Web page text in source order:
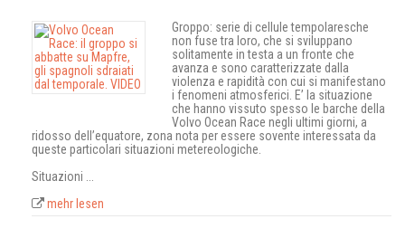
Groppo: serie di cellule tempolaresche
non fuse tra loro, che si sviluppano
solitamente in testa a un fronte che
avanza e sono caratterizzate dalla
violenza e rapidità con cui si manifestano
i fenomeni atmosferici. E’ la situazione
che hanno vissuto spesso le barche della
Volvo Ocean Race negli ultimi giorni, a
ridosso dell’equatore, zona nota per essere sovente interessata da
queste particolari situazioni metereologiche.
Situazioni ...
mehr lesen